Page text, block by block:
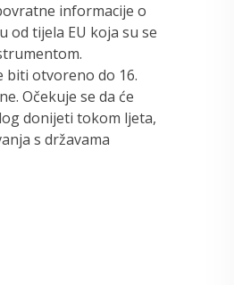
informacije o
od tijela EU koja su se
biti otvoreno do 16.
Očekuje se da će
donijeti tokom ljeta,
s državama